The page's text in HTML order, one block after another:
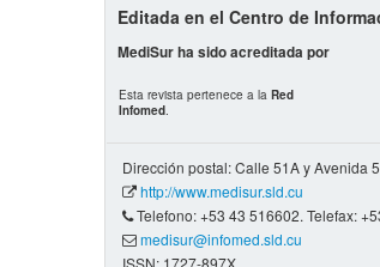
Cobertura
Todos los camps término
Editada en el Centro de
MediSur ha sido acreditada por
Esta revista pertenece a la Red
Infomed
Dirección postal: Calle 51A y Avenida
http://www.medisur.sld.cu
Telefono: +53 43 516602. Telefax:
medisur@infomed.sld.cu
ISSN: 1727-897X